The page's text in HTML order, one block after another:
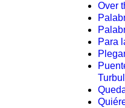
Over
Para